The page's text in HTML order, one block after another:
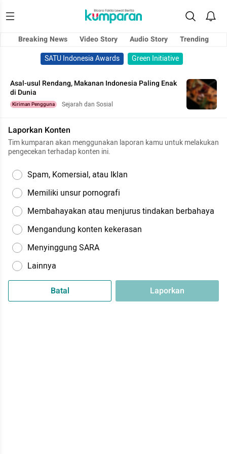
Breaking News Video Story Audio Story
Trending
SATU Indonesia Awards
Green Initiative
Asal-usul Rendang, Makanan Indonesia Paling Enak
di Dunia
Kiriman Pengguna Sejarah dan Sosial
Laporkan Konten
Tim kumparan akan menggunakan laporan kamu untuk melakukan
pengecekan terhadap konten ini.
Spam, Komersial, atau Iklan
Memiliki unsur pornografi
Membahayakan atau menjurus tindakan berbahaya
Mengandung konten kekerasan
Menyinggung SARA
Lainnya
Batal Laporkan